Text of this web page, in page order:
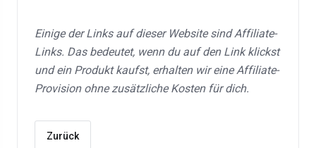
Einige der Links auf dieser Website sind Affiliate-
Links. Das bedeutet, wenn du auf den Link klickst
und ein Produkt kaufst, erhalten wir eine Affiliate-
Provision ohne zusätzliche Kosten für dich.
Zurück